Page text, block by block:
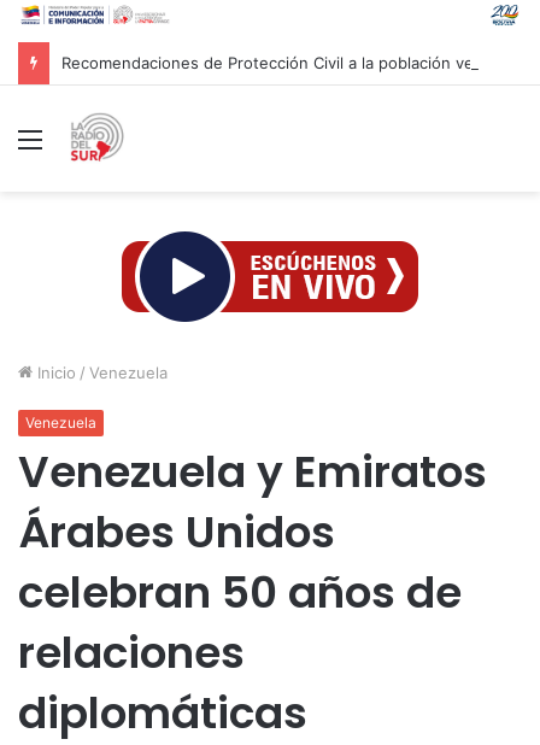
Menú
Inicio / Venezuela
Venezuela
Venezuela y Emiratos
Árabes Unidos
celebran 50 años de
relaciones
diplomáticas